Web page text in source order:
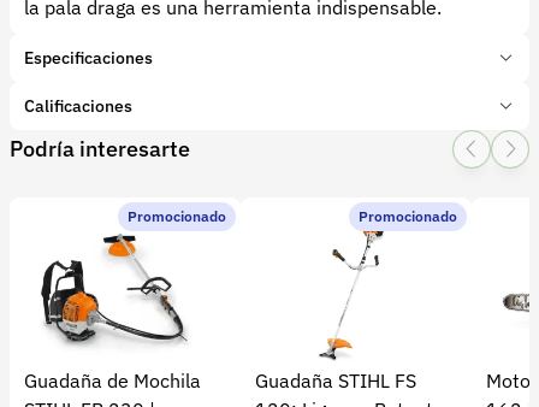
la pala draga es una herramienta indispensable.
Especificaciones
Marca:
Bellota
Tipo de producto:Insumo
Subcategoría:Herramientas manuales (Cuchillos, machetes,
Calificaciones
1 Star
2 Star
3 Star4 Star
0 calificaciones
5 Estrellas
4 Estrellas
Podría interesarte
Promocionado
Guadaña de Mochila
Promocionado
Guadaña STIHL FS